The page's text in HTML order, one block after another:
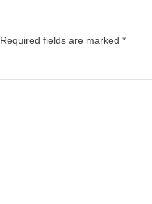
Required fields are marked *